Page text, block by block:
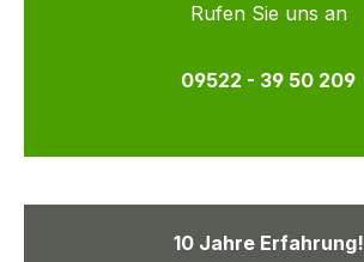
Rufen Sie uns an
09522 - 39 50 209
10 Jahre Erfahrung!